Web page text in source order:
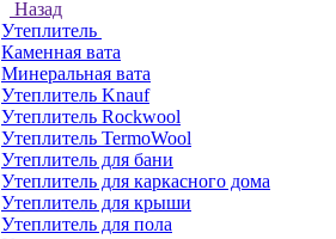
Назад
Утеплитель
Каменная вата
Минеральная вата
Утеплитель Knauf
Утеплитель Rockwool
Утеплитель TermoWool
Утеплитель для бани
Утеплитель для каркасного дома
Утеплитель для крыши
Утеплитель для пола